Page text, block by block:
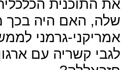
את התוכנית
שלה, האם היה בכך
אמריקני-גרמני
לגבי קשריה עם